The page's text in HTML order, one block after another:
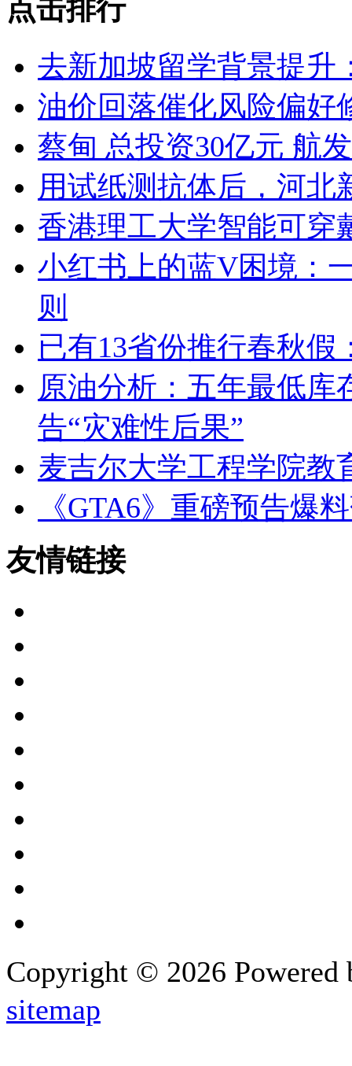
点击排行
去新加坡留学背景提升
油价回落催化风险偏好
蔡甸 总投资30亿元 航
用试纸测抗体后，河北
香港理工大学智能可穿
小红书上的蓝V困境：
则
已有13省份推行春秋假
原油分析：五年最低库
告“灾难性后果”
麦吉尔大学工程学院教
《GTA6》重磅预告爆
友情链接
Copyright © 2026
sitemap